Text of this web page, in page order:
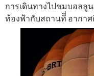
การเดินทางไปชมบอลลู
ท้องฟ้ากับสถานทีี่ อากาศ